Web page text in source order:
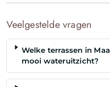
Veelgestelde vragen
Welke terrassen in
mooi wateruitzicht?